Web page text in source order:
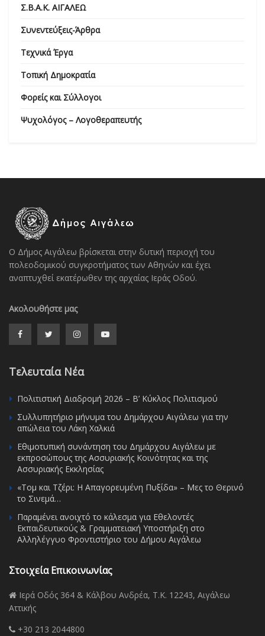
Σ.Β.Α.Κ. ΑΙΓΑΛΕΩ
Συνεντεύξεις-Άρθρα
Τεχνικά Έργα
Τοπική Δημοκρατία
Φορείς και Σύλλογοι
Ψυχολόγος – Λογοθεραπευτής
Ο Δήμος Αιγάλεω βρίσκεται στην δυτική περιοχή του
πολεοδομικού συγκροτήματος των Αθηνών και έχει
αναπτυχθεί εκατέρωθεν της αρχαίας Ιεράς Οδού.
Ακολουθήστε μας
Τελευταία Νέα
Πολιτιστική Διαδρομή 2026 – Β’ Κύκλος Πολιτισμού
Συλλυπητήριο μήνυμα του Δημάρχου Αιγάλεω για την
απώλεια του Λάκη Χαλκιά
Εθιμοτυπική συνάντηση του Δημάρχου Αιγάλεω με
εκπροσώπους της Ασσυριακής Κοινότητας και της
Ασσυριακής Εκκλησίας
«Τομ και Τζέρι: Η Απαγορευμένη Πυξίδα» – Μες το Θερινό
το Σινεμά…
Παραμένει ανοιχτό το κάλεσμα για Εθελοντές
Εκπαιδευτικούς & Γραμματειακή Υποστήριξη στο
Αλληλέγγυο Φροντιστήριο του Δήμου Αιγάλεω
Στοιχεία Επικοινωνίας
Ιερά Οδός 364 & Κάλβου Ανδρέα, Τ.Κ. 12243, Αιγάλεω
Αττικής
+30 213 2044800